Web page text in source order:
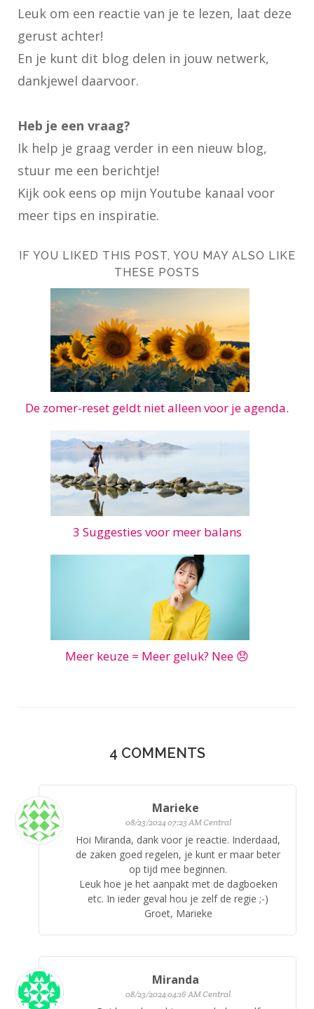
Leuk om een reactie van je te lezen, laat deze
gerust achter!
En je kunt dit blog delen in jouw netwerk,
dankjewel daarvoor.
Heb je een vraag?
Ik help je graag verder in een nieuw blog,
stuur me een berichtje!
Kijk ook eens op mijn Youtube kanaal voor
meer tips en inspiratie.
IF YOU LIKED THIS POST, YOU MAY ALSO LIKE
THESE POSTS
De zomer-reset geldt niet alleen voor je agenda.
3 Suggesties voor meer balans
Meer keuze = Meer geluk? Nee 😞
4 COMMENTS
Marieke
08/23/2024 07:23 AM Central
Hoi Miranda, dank voor je reactie. Inderdaad,
de zaken goed regelen, je kunt er maar beter
op tijd mee beginnen.
Leuk hoe je het aanpakt met de dagboeken
etc. In ieder geval hou je zelf de regie ;-)
Groet, Marieke
Miranda
08/23/2024 04:16 AM Central